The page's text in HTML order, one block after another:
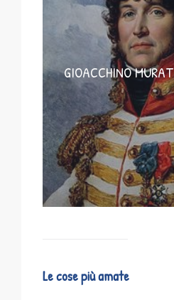
GIOACCHINO MURAT
Le cose più amate